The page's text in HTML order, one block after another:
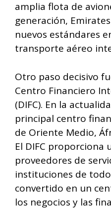
amplia flota de
generación,
nuevos estándares
transporte aéreo
Otro paso decisivo
Centro Financiero
(DIFC). En la
principal centro
de Oriente Medio,
El DIFC
proveedores de
instituciones de
convertido en un
los negocios y las